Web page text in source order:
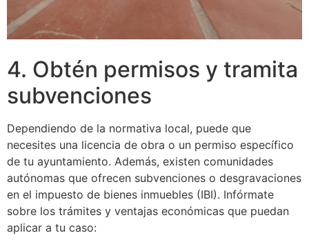
4. Obtén permisos y tramita
subvenciones
Dependiendo de la normativa local, puede que
necesites una licencia de obra o un permiso específico
de tu ayuntamiento. Además, existen comunidades
autónomas que ofrecen subvenciones o desgravaciones
en el impuesto de bienes inmuebles (IBI). Infórmate
sobre los trámites y ventajas económicas que puedan
aplicar a tu caso: